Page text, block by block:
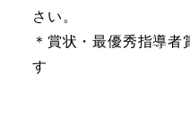
さい。
＊賞状・最優秀指導者
す